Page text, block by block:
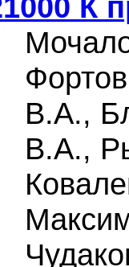
В.А.,
В.А.,